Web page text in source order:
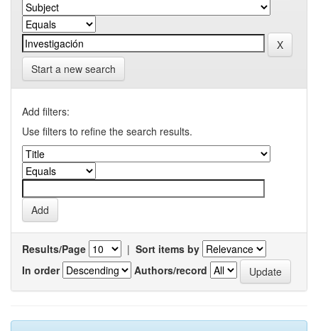
Start a new search
Add filters:
Use filters to refine the search results.
Results/Page | Sort items by
In order
Authors/record